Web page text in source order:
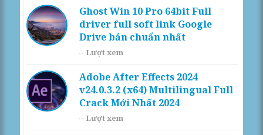
Ghost Win 10 Pro 64bit Full
driver full soft link Google
Drive bản chuẩn nhất
-- Lượt xem
Adobe After Effects 2024
v24.0.3.2 (x64) Multilingual Full
Crack Mới Nhất 2024
-- Lượt xem